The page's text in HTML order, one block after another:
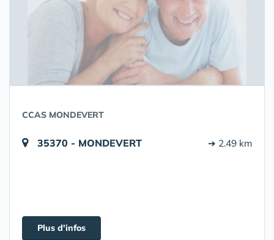
CCAS MONDEVERT
35370 - MONDEVERT ➔ 2.49 km
Plus d'infos